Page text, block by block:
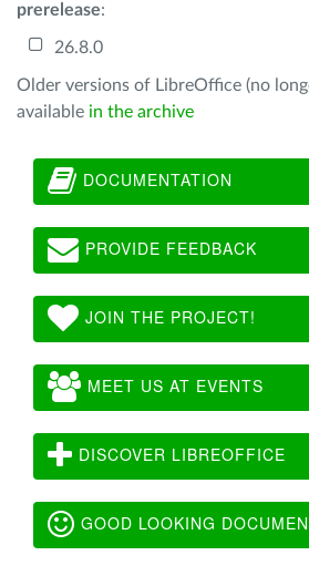
prerelease:
26.8.0
Older versions of LibreOffice (no
available in the archive
DOCUMENTATION
PROVIDE FEEDBACK
JOIN THE PROJECT!
MEET US AT EVENTS
DISCOVER LIBREOFFICE
GOOD LOOKING